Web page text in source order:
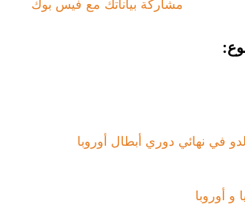
مشاركة بياناتك مع فيس بوك
في نهائي دوري أبطال أوروبا
و أوروبا